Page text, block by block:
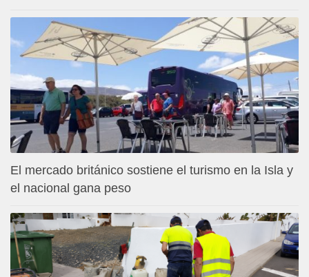
El mercado británico sostiene el turismo en la Isla y
el nacional gana peso